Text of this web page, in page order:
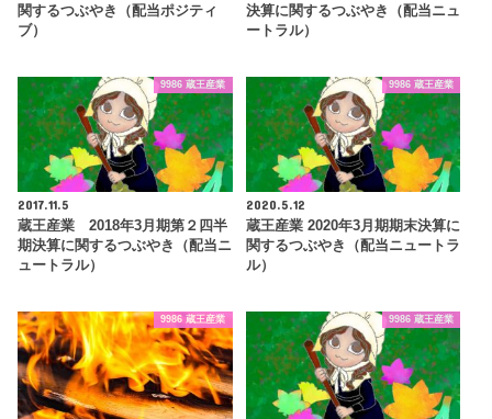
関するつぶやき（配当ポジティ
ブ）
決算に関するつぶやき（配当ニュ
ートラル）
9986 蔵王産業
2017.11.5
蔵王産業 2018年3月期第２四半
期決算に関するつぶやき（配当ニ
ュートラル）
9986 蔵王産業
2020.5.12
蔵王産業 2020年3月期期末決算に
関するつぶやき（配当ニュートラ
ル）
9986 蔵王産業 9986 蔵王産業